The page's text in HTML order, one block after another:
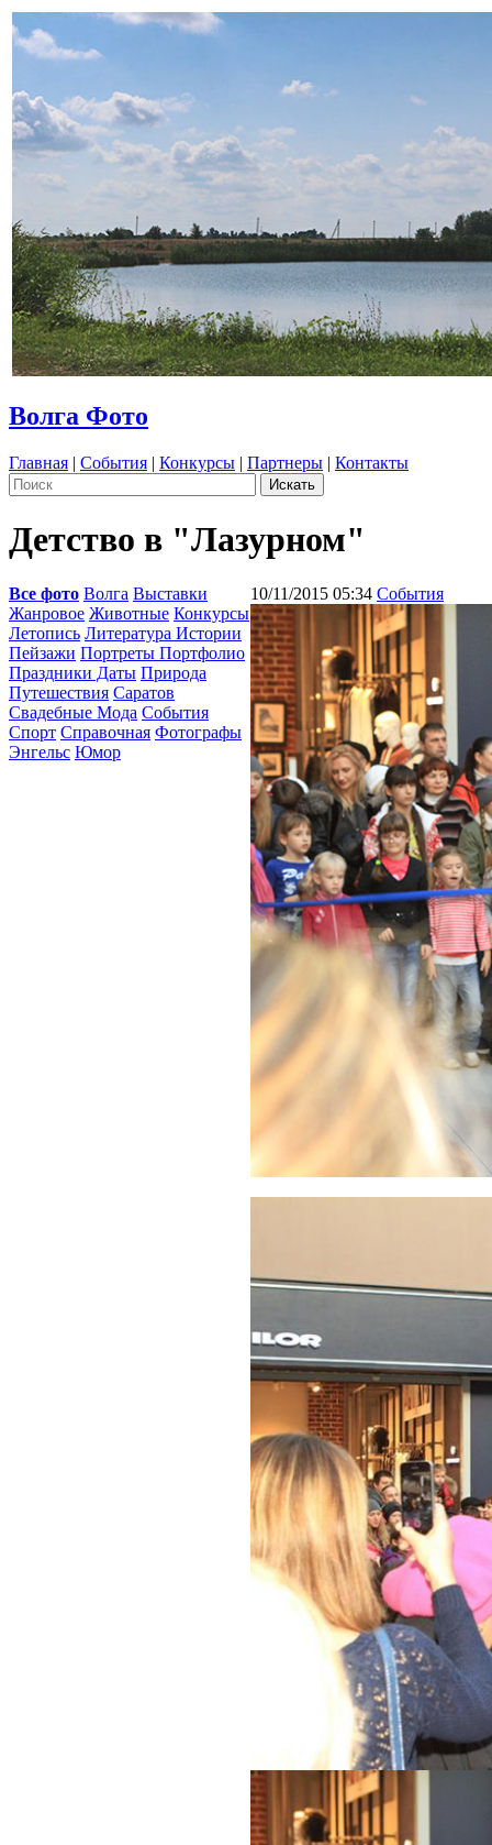
Волга Фото
Главная | События | Конкурсы | Партнеры | Контакты
Детство в "Лазурном"
Все фото Волга Выставки
Жанровое Животные Конкурсы
Летопись Литература Истории
Пейзажи Портреты Портфолио
Праздники Даты Природа
Путешествия Саратов
Свадебные Мода События
Спорт Справочная Фотографы
Энгельс Юмор
10/11/2015 05:34 События